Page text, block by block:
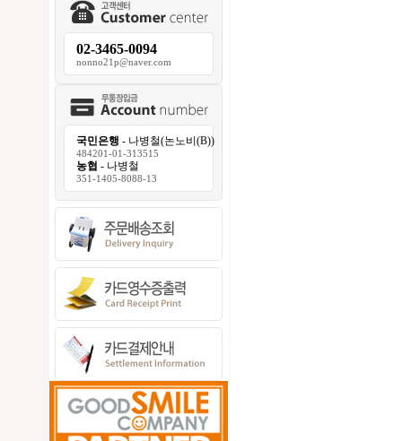
02-3465-0094
nonno21p@naver.com
국민은행 - 나병철(논노비(B))
484201-01-313515
농협 - 나병철
351-1405-8088-13